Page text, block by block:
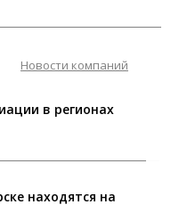
Новости компаний
в регионах
находятся на